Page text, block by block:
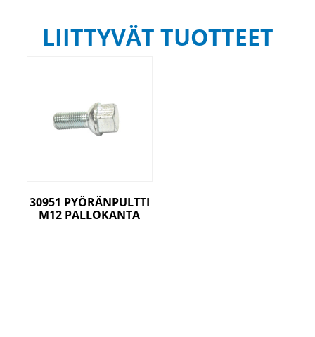
LIITTYVÄT TUOTTEET
30951 PYÖRÄNPULTTI
M12 PALLOKANTA